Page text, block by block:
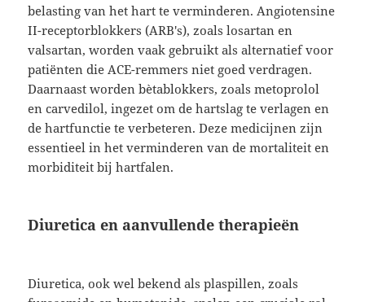
belasting van het hart te verminderen. Angiotensine
II-receptorblokkers (ARB's), zoals losartan en
valsartan, worden vaak gebruikt als alternatief voor
patiënten die ACE-remmers niet goed verdragen.
Daarnaast worden bètablokkers, zoals metoprolol
en carvedilol, ingezet om de hartslag te verlagen en
de hartfunctie te verbeteren. Deze medicijnen zijn
essentieel in het verminderen van de mortaliteit en
morbiditeit bij hartfalen.
Diuretica en aanvullende therapieën
Diuretica, ook wel bekend als plaspillen, zoals